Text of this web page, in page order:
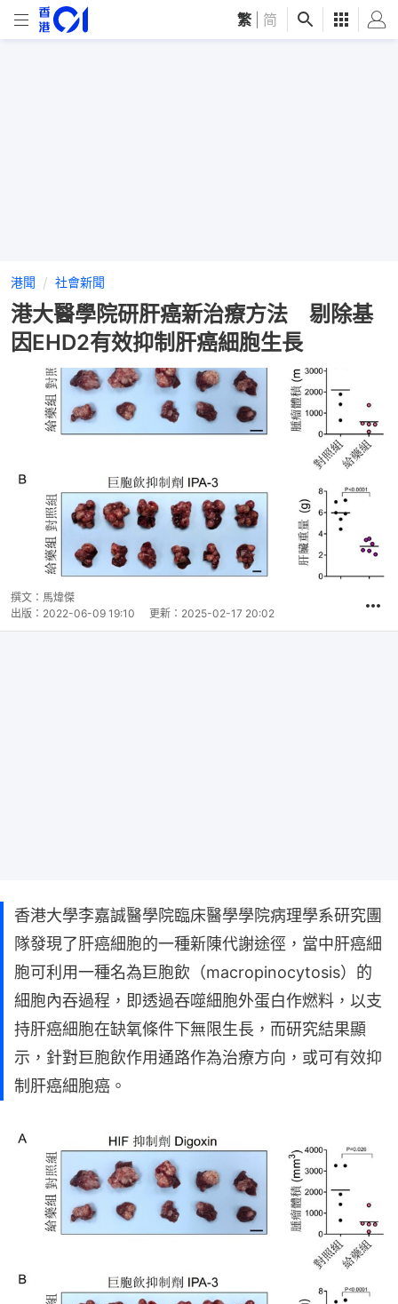
繁 简
港聞 社會新聞
港大醫學院研肝癌新治療方法 剔除基
因EHD2有效抑制肝癌細胞生長
撰文： 馬煒傑
出版： 2022-06-09 19:10 更新： 2025-02-17 20:02
香港大學李嘉誠醫學院臨床醫學學院病理學系研究團
隊發現了肝癌細胞的一種新陳代謝途徑，當中肝癌細
胞可利用一種名為巨胞飲（macropinocytosis）的
細胞內吞過程，即透過吞噬細胞外蛋白作燃料，以支
持肝癌細胞在缺氧條件下無限生長，而研究結果顯
示，針對巨胞飲作用通路作為治療方向，或可有效抑
制肝癌細胞癌。